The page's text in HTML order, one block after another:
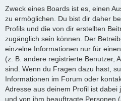
Zweck eines Boards ist es, einen
zu ermöglichen. Du bist dir daher
Profils und die von dir erstellten
zugänglich sein können. Der
einzelne Informationen nur für
(z. B. andere registrierte Benutzer,
sind. Wenn du Fragen dazu hast,
Informationen im Forum oder
Adresse aus deinem Profil ist
und von ihm beauftragte Personen